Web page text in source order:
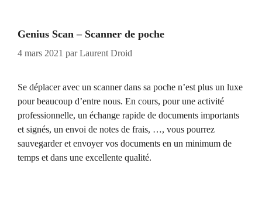
Genius Scan – Scanner de poche
4 mars 2021 parLaurent Droid
Se déplacer avec un scanner dans sa poche n’est plus un luxe
pour beaucoup d’entre nous. En cours, pour une activité
professionnelle, un échange rapide de documents importants
et signés, un envoi de notes de frais, …, vous pourrez
sauvegarder et envoyer vos documents en un minimum de
temps et dans une excellente qualité.